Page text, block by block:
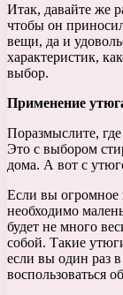
Итак, давайте же
чтобы он
вещи, да и
характеристик,
выбор.
Применение
Поразмыслите,
Это с выбором
дома. А вот с
Если вы огромное
необходимо
будет не много
собой. Такие
если вы один раз
воспользоваться